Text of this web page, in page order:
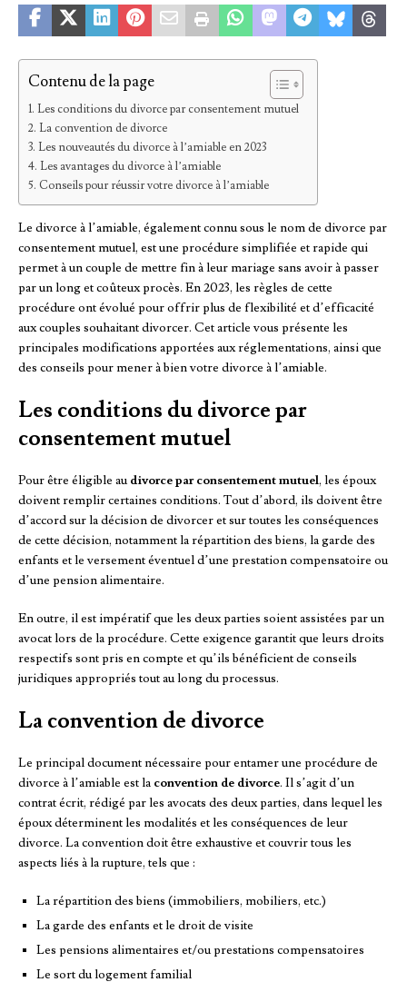
Contenu de la page
Les conditions du divorce par consentement mutuel
La convention de divorce
Les nouveautés du divorce à l’amiable en 2023
Les avantages du divorce à l’amiable
Conseils pour réussir votre divorce à l’amiable
Le divorce à l’amiable, également connu sous le nom de divorce par
consentement mutuel, est une procédure simplifiée et rapide qui
permet à un couple de mettre fin à leur mariage sans avoir à passer
par un long et coûteux procès. En 2023, les règles de cette
procédure ont évolué pour offrir plus de flexibilité et d’efficacité
aux couples souhaitant divorcer. Cet article vous présente les
principales modifications apportées aux réglementations, ainsi que
des conseils pour mener à bien votre divorce à l’amiable.
Les conditions du divorce par
consentement mutuel
Pour être éligible audivorce par consentement mutuel, les époux
doivent remplir certaines conditions. Tout d’abord, ils doivent être
d’accord sur la décision de divorcer et sur toutes les conséquences
de cette décision, notamment la répartition des biens, la garde des
enfants et le versement éventuel d’une prestation compensatoire ou
d’une pension alimentaire.
En outre, il est impératif que les deux parties soient assistées par un
avocat lors de la procédure. Cette exigence garantit que leurs droits
respectifs sont pris en compte et qu’ils bénéficient de conseils
juridiques appropriés tout au long du processus.
La convention de divorce
Le principal document nécessaire pour entamer une procédure de
divorce à l’amiable est la convention de divorce. Il s’agit d’un
contrat écrit, rédigé par les avocats des deux parties, dans lequel les
époux déterminent les modalités et les conséquences de leur
divorce. La convention doit être exhaustive et couvrir tous les
aspects liés à la rupture, tels que :
La répartition des biens (immobiliers, mobiliers, etc.)
La garde des enfants et le droit de visite
Les pensions alimentaires et/ou prestations compensatoires
Le sort du logement familial